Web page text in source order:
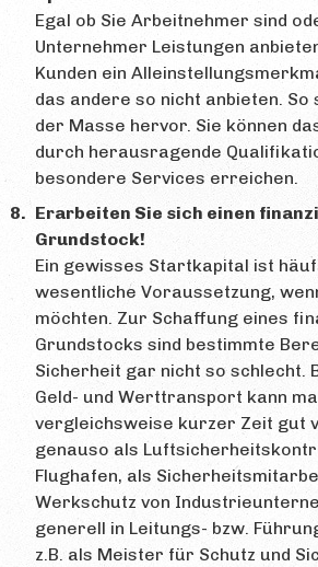
Egal ob Sie Arbeitnehmer sind
Unternehmer Leistungen
Kunden ein
das andere so nicht anbieten. So
der Masse hervor. Sie können
durch herausragende
besondere Services erreichen.
Erarbeiten Sie sich einen
Grundstock!
Ein gewisses Startkapital ist
wesentliche Voraussetzung,
möchten. Zur Schaffung eines
Grundstocks sind bestimmte
Sicherheit gar nicht so schlecht.
Geld- und Werttransport kann
vergleichsweise kurzer Zeit gut
genauso als
Flughafen, als
Werkschutz von
generell in Leitungs- bzw.
z.B. als Meister für Schutz und